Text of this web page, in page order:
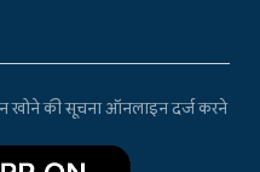
खोने की सूचना ऑनलाइन दर्ज करने